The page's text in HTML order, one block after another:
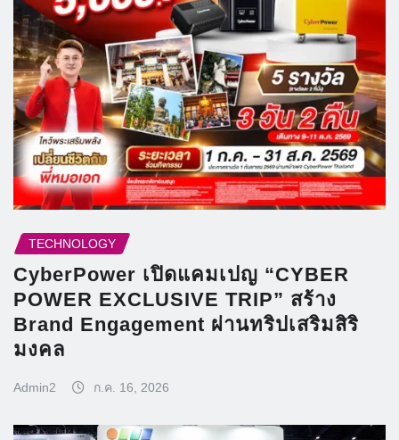
TECHNOLOGY
CyberPower เปิดแคมเปญ “CYBER
POWER EXCLUSIVE TRIP” สร้าง
Brand Engagement ผ่านทริปเสริมสิริ
มงคล
Admin2 ก.ค. 16, 2026